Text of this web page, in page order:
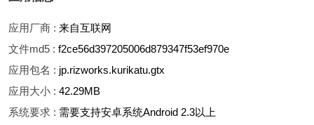
应用厂商 : 来自互联网
文件md5 : f2ce56d397205006d879347f53ef970e
应用包名 : jp.rizworks.kurikatu.gtx
应用大小 : 42.29MB
系统要求 : 需要支持安卓系统Android 2.3以上